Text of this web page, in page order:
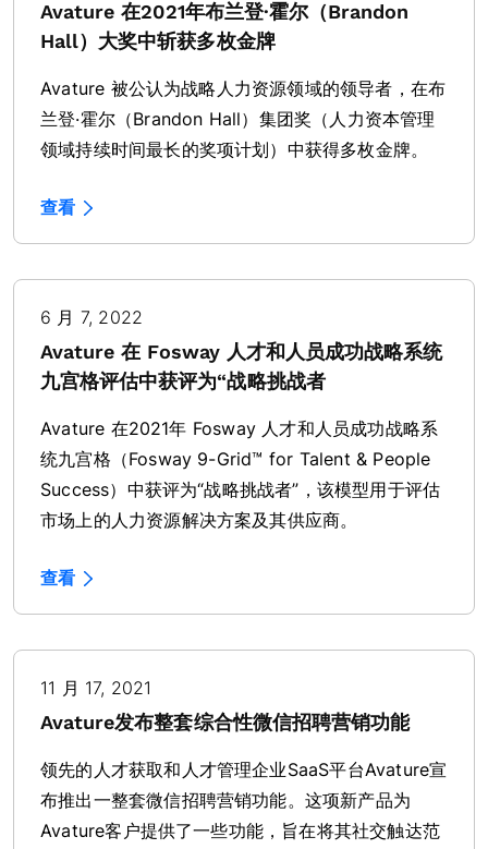
Avature 在2021年布兰登·霍尔（Brandon
Hall）大奖中斩获多枚金牌
Avature 被公认为战略人力资源领域的领导者，在布
兰登·霍尔（Brandon Hall）集团奖（人力资本管理
领域持续时间最长的奖项计划）中获得多枚金牌。
查看
6 月 7, 2022
Avature 在 Fosway 人才和人员成功战略系统
九宫格评估中获评为“战略挑战者
Avature 在2021年 Fosway 人才和人员成功战略系
统九宫格（Fosway 9-Grid™ for Talent & People
Success）中获评为“战略挑战者”，该模型用于评估
市场上的人力资源解决方案及其供应商。
查看
11 月 17, 2021
Avature发布整套综合性微信招聘营销功能
领先的人才获取和人才管理企业SaaS平台Avature宣
布推出一整套微信招聘营销功能。这项新产品为
Avature客户提供了一些功能，旨在将其社交触达范